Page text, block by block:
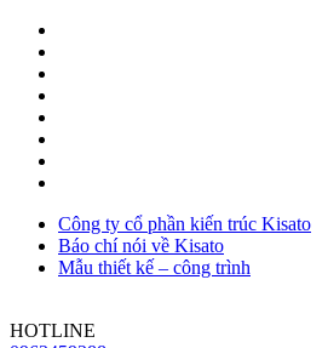
Công ty cổ phần kiến trúc Kisato
Báo chí nói về Kisato
Mẫu thiết kế – công trình
HOTLINE